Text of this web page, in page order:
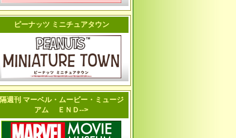
ピーナッツ ミニチュアタウン
隔週刊 マーベル・ムービー・ミュージ
アム ＥＮＤ-->